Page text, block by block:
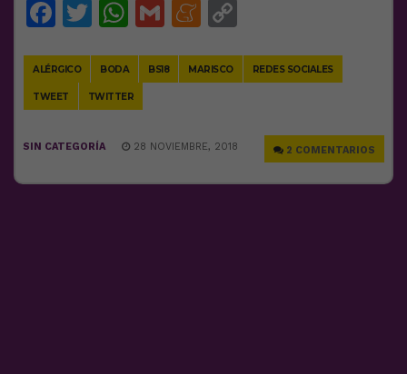
Facebook
Twitter
WhatsApp
GmailMeneame
ALÉRGICO BODA BS18 MARISCO REDES SOCIALES
TWEET TWITTER
2 COMENTARIOS
SIN CATEGORÍA 28 NOVIEMBRE, 2018